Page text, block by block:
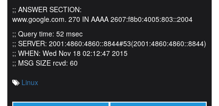
;; ANSWER SECTION:
www.google.com. 270 IN AAAA 2607:f8b0:4005:803::2004
;; Query time: 52 msec
;; SERVER: 2001:4860:4860::8844#53(2001:4860:4860::8844)
;; WHEN: Wed Nov 18 02:12:47 2015
;; MSG SIZE rcvd: 60
Linux